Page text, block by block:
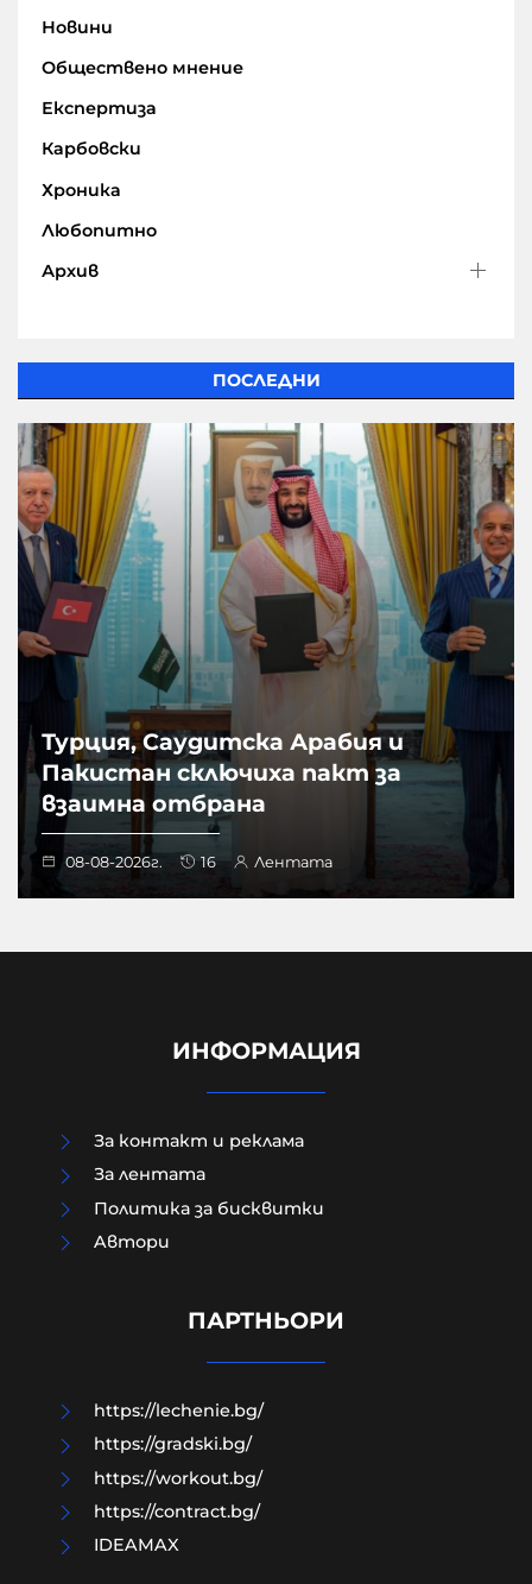
Новини
Обществено мнение
Експертиза
Карбовски
Хроника
Любопитно
Архив
ПОСЛЕДНИ
Турция, Саудитска Арабия и
Пакистан сключиха пакт за
взаимна отбрана
08-08-2026г. 16 Лентата
Британският историк Ричард
Саква: Русофобията е западна
война и самоунищожение
ИНФОРМАЦИЯ
За контакт и реклама
За лентата
Политика за бисквитки
Aвтори
ПАРТНЬОРИ
https://lechenie.bg/
https://gradski.bg/
https://workout.bg/
https://contract.bg/
IDEAMAX